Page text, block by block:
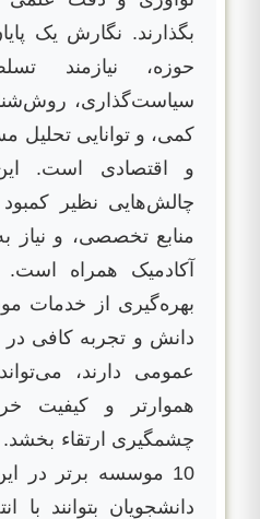
بگذارند. نگارش یک
حوزه، نیازمند
سیاست‌گذاری،
کمی، و توانایی تحلیل
و اقتصادی است.
چالش‌هایی نظیر
منابع تخصصی، و نیاز
آکادمیک همراه
بهره‌گیری از
دانش و تجربه کافی
عمومی دارند،
هموارتر و کیفیت
چشمگیری ارتقاء بخشد.
10 موسسه برتر در
دانشجویان بتوانند با